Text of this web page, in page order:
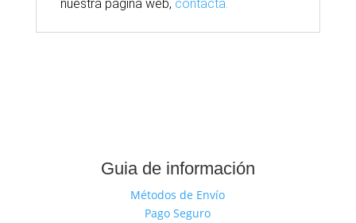
nuestra página web, contacta.
Guia de información
Métodos de Envío
Pago Seguro